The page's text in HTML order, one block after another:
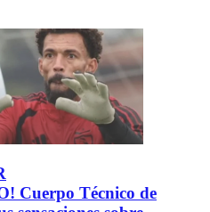
Cuerpo Técnico de